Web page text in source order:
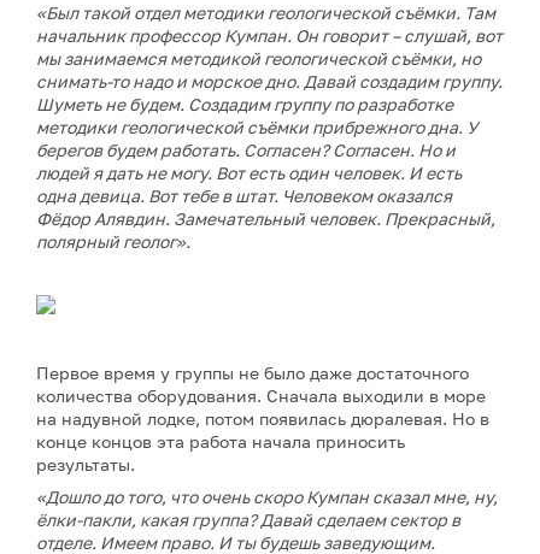
«Был такой отдел методики геологической съёмки. Там
начальник профессор Кумпан. Он говорит – слушай, вот
мы занимаемся методикой геологической съёмки, но
снимать-то надо и морское дно. Давай создадим группу.
Шуметь не будем. Создадим группу по разработке
методики геологической съёмки прибрежного дна. У
берегов будем работать. Согласен? Согласен. Но и
людей я дать не могу. Вот есть один человек. И есть
одна девица. Вот тебе в штат. Человеком оказался
Фёдор Алявдин. Замечательный человек. Прекрасный,
полярный геолог».
Первое время у группы не было даже достаточного
количества оборудования. Сначала выходили в море
на надувной лодке, потом появилась дюралевая. Но в
конце концов эта работа начала приносить
результаты.
«Дошло до того, что очень скоро Кумпан сказал мне, ну,
ёлки-пакли, какая группа? Давай сделаем сектор в
отделе. Имеем право. И ты будешь заведующим.